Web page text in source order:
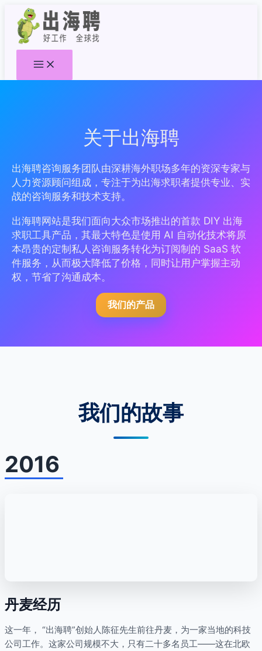
关于出海聘
出海聘咨询服务团队由深耕海外职场多年的资深专家与
人力资源顾问组成，专注于为出海求职者提供专业、实
战的咨询服务和技术支持。
出海聘网站是我们面向大众市场推出的首款 DIY 出海
求职工具产品，其最大特色是使用 AI 自动化技术将原
本昂贵的定制私人咨询服务转化为订阅制的 SaaS 软
件服务，从而极大降低了价格，同时让用户掌握主动
权，节省了沟通成本。
我们的产品
我们的故事
2016
丹麦经历
这一年， “出海聘”创始人陈征先生前往丹麦，为一家当地的科技
公司工作。这家公司规模不大，只有二十多名员工——这在北欧